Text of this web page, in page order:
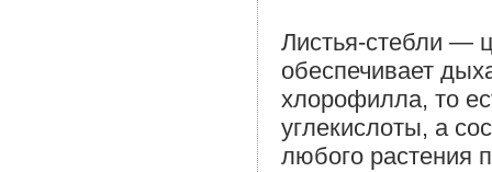
Листья-стебли —
обеспечивает
хлорофилла, то
углекислоты, а
любого растения